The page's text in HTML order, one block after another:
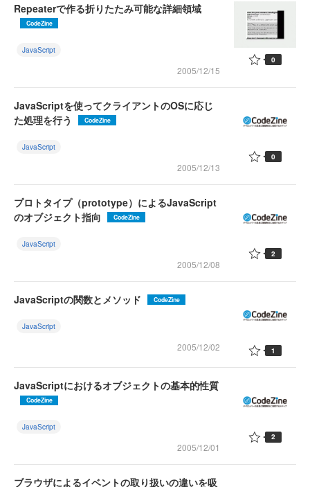
Repeaterで作る折りたたみ可能な詳細領域
CodeZine
JavaScript
2005/12/15
0
JavaScriptを使ってクライアントのOSに応じ
た処理を行う
CodeZine
JavaScript
2005/12/13
0
プロトタイプ（prototype）によるJavaScript
のオブジェクト指向
CodeZine
JavaScript
2005/12/08
2
JavaScriptの関数とメソッド CodeZine
JavaScript
2005/12/02 1
JavaScriptにおけるオブジェクトの基本的性質
CodeZine
JavaScript
2005/12/01
2
ブラウザによるイベントの取り扱いの違いを吸